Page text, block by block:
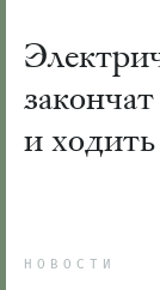
и
НОВОСТИ